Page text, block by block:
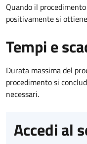
Quando il
positivamente si
Tempi e
Durata massima del
procedimento si
necessari.
Accedi al